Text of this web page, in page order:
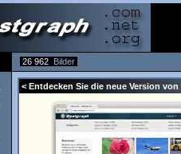
26 962 Bilder
< Entdecken Sie die neue Version